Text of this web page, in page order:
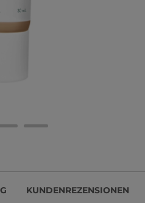
KUNDENREZENSIONEN